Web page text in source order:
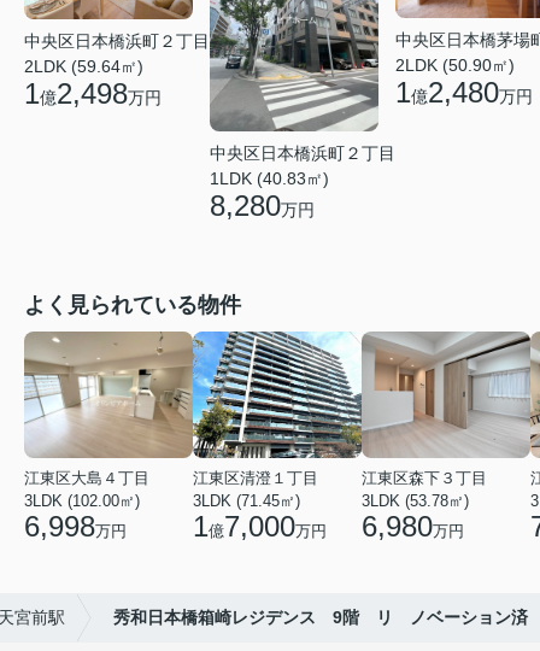
中央区日本橋浜町２丁目
2LDK (59.64㎡)
1億2,498万円
中央区日本橋浜町２丁目
1LDK (40.83㎡)
8,280万円
中央区日本橋茅場
2LDK (50.90㎡)
1億2,480万円
よく見られている物件
江東区大島４丁目
3LDK (102.00㎡)
6,998万円
江東区清澄１丁目
3LDK (71.45㎡)
1億7,000万円
江東区森下３丁目
3LDK (53.78㎡)
6,980万円
宮前駅 秀和日本橋箱崎レジデンス 9階 リ ノベーション済